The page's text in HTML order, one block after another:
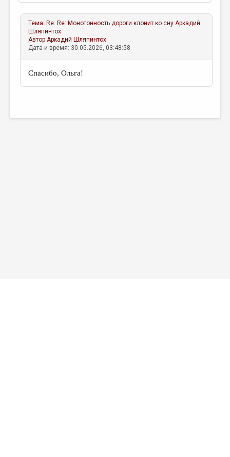
Тема: Re: Re: Монотонность дороги клонит ко сну Аркадий
Шляпинтох
АвторАркадий Шляпинтох
Дата и время: 30.05.2026, 03:48:58
Спасибо, Ольга!